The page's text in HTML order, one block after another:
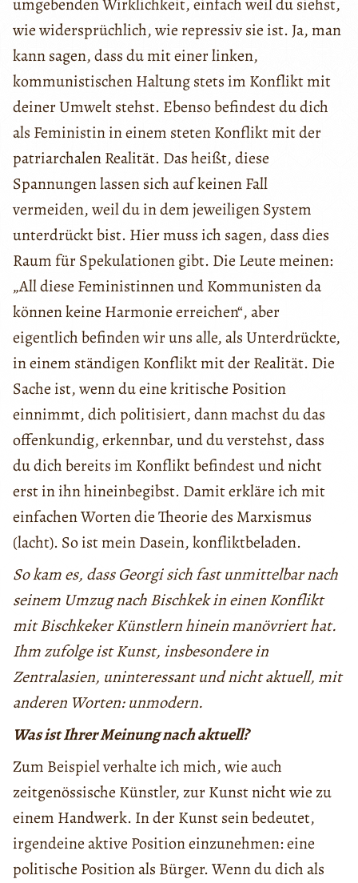
umgebenden Wirklichkeit, einfach weil du siehst,
wie widersprüchlich, wie repressiv sie ist. Ja, man
kann sagen, dass du mit einer linken,
kommunistischen Haltung stets im Konflikt mit
deiner Umwelt stehst. Ebenso befindest du dich
als Feministin in einem steten Konflikt mit der
patriarchalen Realität. Das heißt, diese
Spannungen lassen sich auf keinen Fall
vermeiden, weil du in dem jeweiligen System
unterdrückt bist. Hier muss ich sagen, dass dies
Raum für Spekulationen gibt. Die Leute meinen:
„All diese Feministinnen und Kommunisten da
können keine Harmonie erreichen“, aber
eigentlich befinden wir uns alle, als Unterdrückte,
in einem ständigen Konflikt mit der Realität. Die
Sache ist, wenn du eine kritische Position
einnimmt, dich politisiert, dann machst du das
offenkundig, erkennbar, und du verstehst, dass
du dich bereits im Konflikt befindest und nicht
erst in ihn hineinbegibst. Damit erkläre ich mit
einfachen Worten die Theorie des Marxismus
(lacht). So ist mein Dasein, konfliktbeladen.
So kam es, dass Georgi sich fast unmittelbar nach
seinem Umzug nach Bischkek in einen Konflikt
mit Bischkeker Künstlern hinein manövriert hat.
Ihm zufolge ist Kunst, insbesondere in
Zentralasien, uninteressant und nicht aktuell, mit
anderen Worten: unmodern.
Was ist Ihrer Meinung nach aktuell?
Zum Beispiel verhalte ich mich, wie auch
zeitgenössische Künstler, zur Kunst nicht wie zu
einem Handwerk. In der Kunst sein bedeutet,
irgendeine aktive Position einzunehmen: eine
politische Position als Bürger. Wenn du dich als